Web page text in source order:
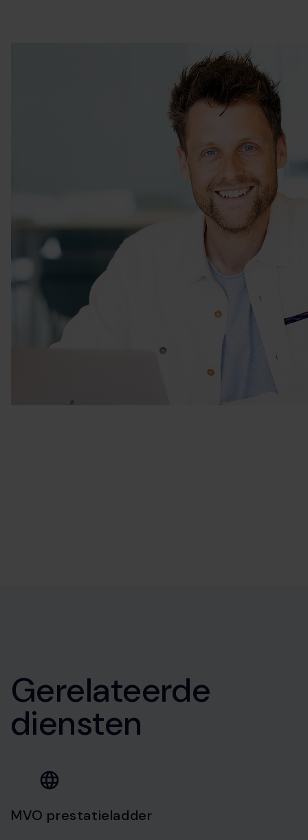
Gerelateerde
diensten
MVO prestatieladder